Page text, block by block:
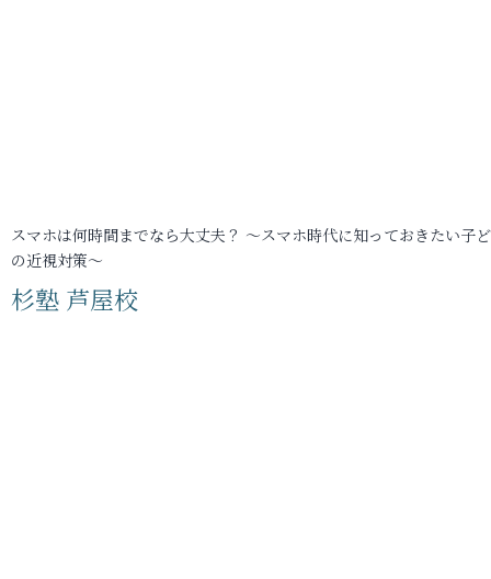
スマホは何時間までなら大丈夫？ ～スマホ時代に知っておきたい子
の近視対策～
杉塾 芦屋校